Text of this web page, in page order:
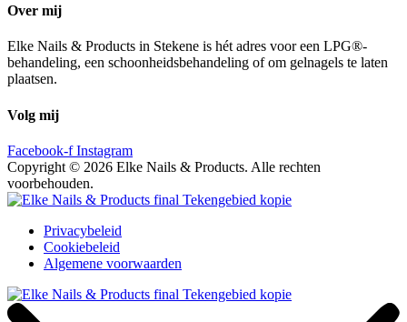
Over mij
Elke Nails & Products in Stekene is hét adres voor een LPG®-
behandeling, een schoonheidsbehandeling of om gelnagels te laten
plaatsen.
Volg mij
Facebook-f Instagram
Copyright © 2026 Elke Nails & Products. Alle rechten
voorbehouden.
Privacybeleid
Cookiebeleid
Algemene voorwaarden